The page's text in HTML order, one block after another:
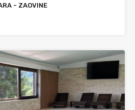
- ZAOVINE